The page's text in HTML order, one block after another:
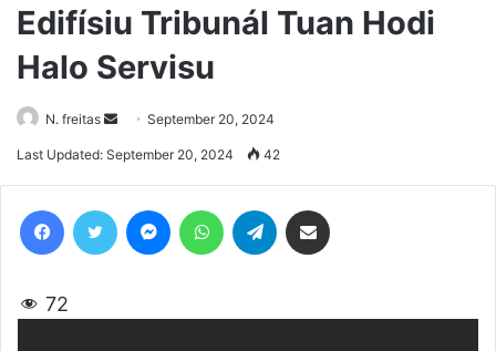
Edifísiu Tribunál Tuan Hodi
Halo Servisu
N. freitas
SendSeptember 20, 2024
Last Updated: September 20, 2024 42
72